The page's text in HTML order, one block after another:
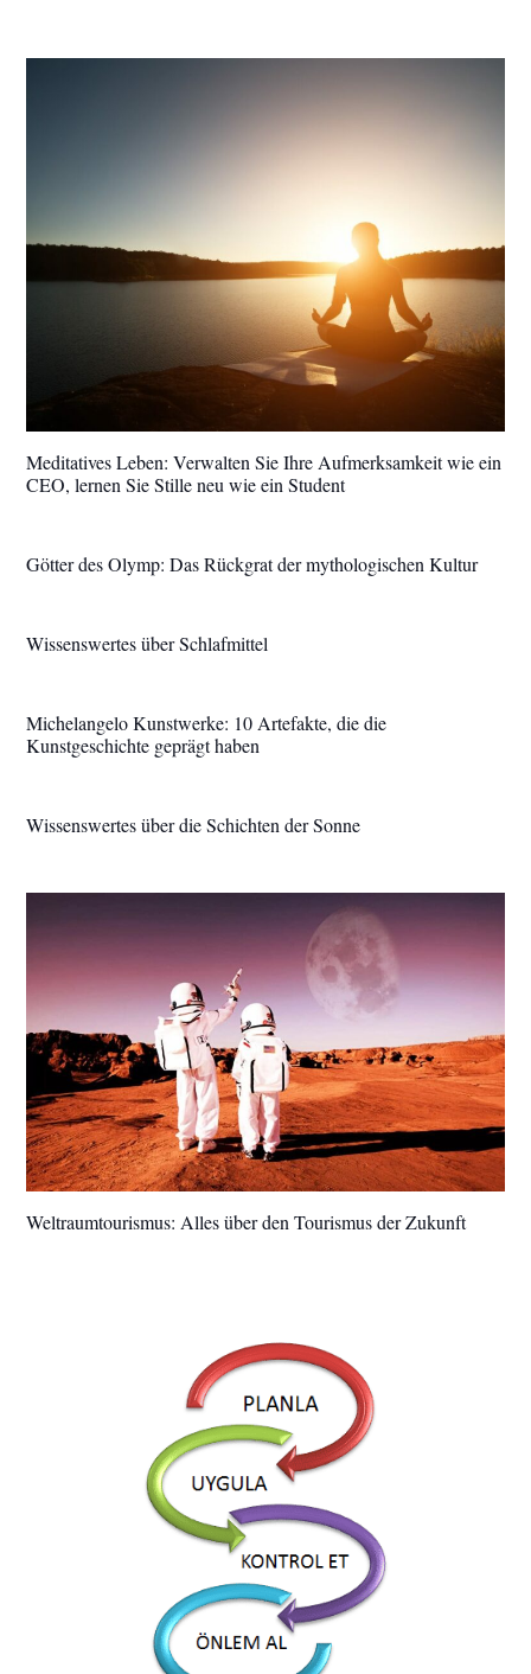
Meditatives Leben: Verwalten Sie Ihre Aufmerksamkeit wie ein
CEO, lernen Sie Stille neu wie ein Student
Götter des Olymp: Das Rückgrat der mythologischen Kultur
Wissenswertes über Schlafmittel
Michelangelo Kunstwerke: 10 Artefakte, die die
Kunstgeschichte geprägt haben
Wissenswertes über die Schichten der Sonne
Weltraumtourismus: Alles über den Tourismus der Zukunft